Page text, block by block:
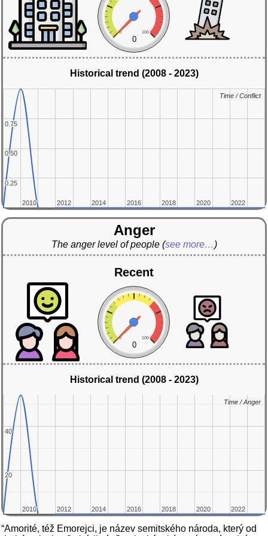
0 100
0
Historical trend (2008 - 2023)
2010
2010 2012
2012 2014
2014 2016
2016 2018
2018 2020
2020 2022
2022
0.25
0.25
0.50
0.50
0.75
0.75
Time / Conflict
Time / Conflict
Anger
The anger level of people (see more…)
Recent
0 100
0
Historical trend (2008 - 2023)
2010
2010 2012
2012 2014
2014 2016
2016 2018
2018 2020
2020 2022
2022
20
20
40
40
Time / Anger
Time / Anger
“Amorité, též Emorejci, je název semitského národa, který od